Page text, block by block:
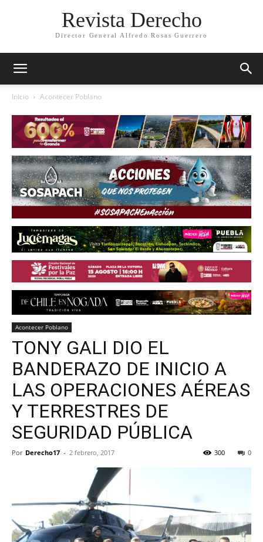
Revista Derecho
Director General Alfredo Rosas Guerrero
Inicio Acontecer Poblano
Acontecer Poblano
TONY GALI DIO EL
BANDERAZO DE INICIO A
LAS OPERACIONES AÉREAS
Y TERRESTRES DE
SEGURIDAD PÚBLICA
Por Derecho17 - 2 febrero, 2017 0
300